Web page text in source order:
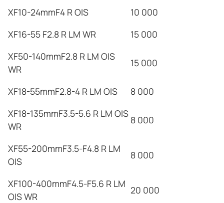
XF10-24mmF4 R OIS
10 000
XF16-55 F2.8 R LM WR
15 000
XF50-140mmF2.8 R LM OIS
WR
15 000
XF18-55mmF2.8-4 R LM OIS
8 000
XF18-135mmF3.5-5.6 R LM OIS
WR
8 000
XF55-200mmF3.5-F4.8 R LM
OIS
8 000
XF100-400mmF4.5-F5.6 R LM
OIS WR
20 000